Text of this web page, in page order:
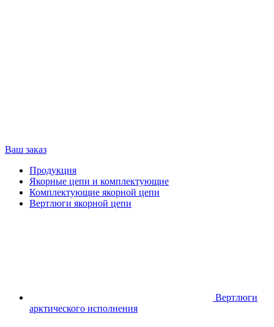
Ваш заказ
Продукция
Якорные цепи и комплектующие
Комплектующие якорной цепи
Вертлюги якорной цепи
Вертлюги
арктического исполнения